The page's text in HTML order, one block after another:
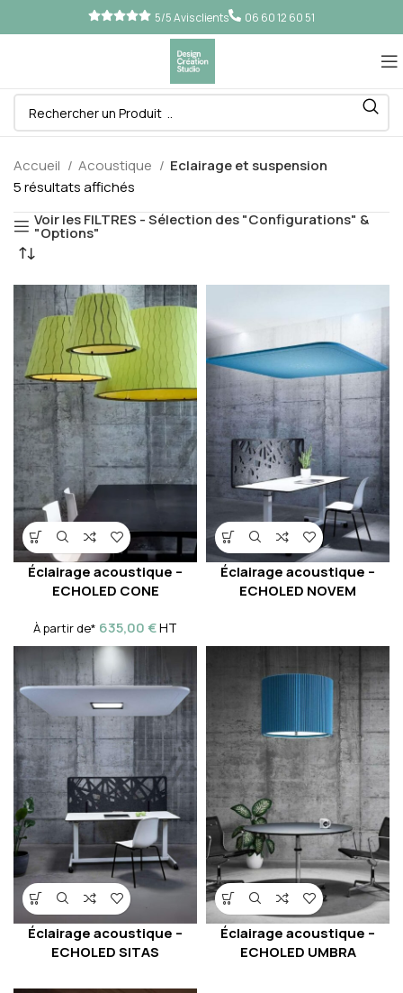
5/5 Avis clients 06 60 12 60 51
Accueil Acoustique
Eclairage et suspension
5 résultats affichés
Voir les FILTRES - Sélection des "Configurations" &
"Options"
Éclairage acoustique –
ECHOLED CONE
À partir de* 635,00€HT
Éclairage acoustique –
ECHOLED NOVEM
Éclairage acoustique –
ECHOLED SITAS
Éclairage acoustique –
ECHOLED UMBRA